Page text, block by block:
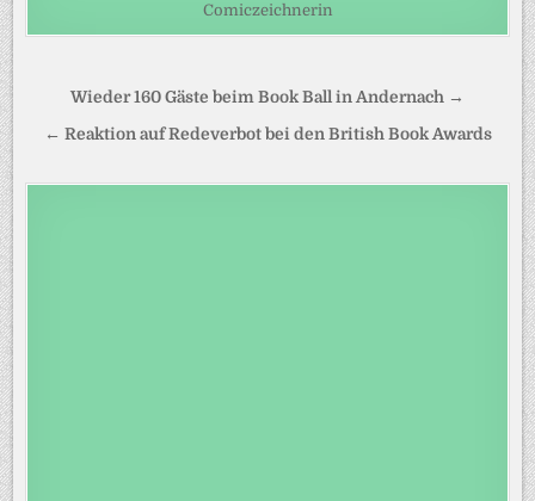
Comiczeichnerin
Beitragsnavigation
Wieder 160 Gäste beim Book Ball in Andernach →
← Reaktion auf Redeverbot bei den British Book Awards